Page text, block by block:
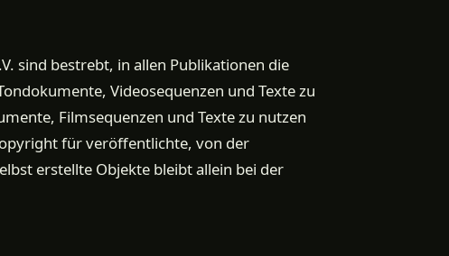
sind bestrebt, in allen Publikationen die
Videosequenzen und Texte zu
Filmsequenzen und Texte zu nutzen
für veröffentlichte, von der
erstellte Objekte bleibt allein bei der